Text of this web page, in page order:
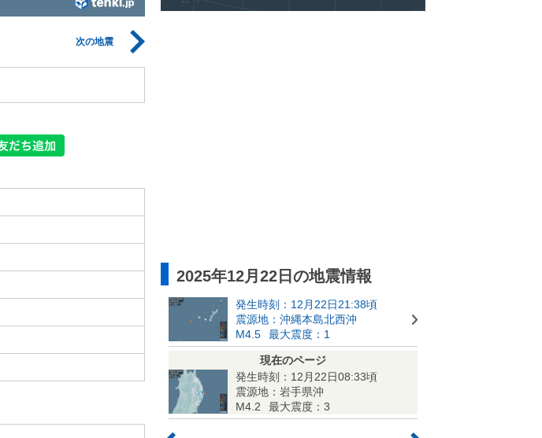
次の地震
2025年12月22日の地震情報
発生時刻：12月22日21:38頃
震源地：沖縄本島北西沖
M4.5
最大震度：1
現在のページ
発生時刻：12月22日08:33頃
震源地：岩手県沖
M4.2
最大震度：3